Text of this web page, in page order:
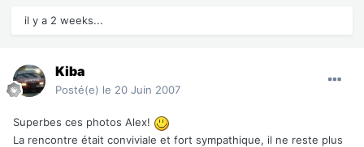
il y a 2 weeks...
Kiba
Posté(e) le 20 Juin 2007
Superbes ces photos Alex!
La rencontre était conviviale et fort sympathique, il ne reste plus